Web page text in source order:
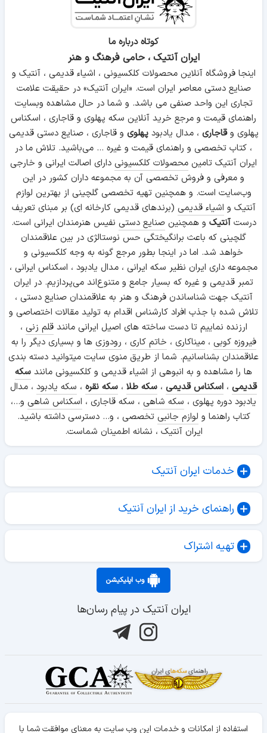
کوتاه درباره ما
ایران آنتیک ، حامی فرهنگ و هنر
اینجا فروشگاه آنلاین محصولات کلکسیونی ، اشیاء قدیمی ، آنتیک و
صنایع دستی معاصر ایران است. «ایران آنتیک» در حقیقت علامت
تجاری این واحد صنفی می باشد. و شما در حال مشاهده وبسایت
راهنمای قیمت و مرجع خرید آنلاین سکه پهلوی و قاجاری ، اسکناس
پهلوی وقاجاری ، مدال یادبودپهلوی و قاجاری ، صنایع دستی قدیمی
، کتاب تخصصی و راهنمای قیمت و غیره ... می‌باشید. تلاش ما در
ایران آنتیک تامین محصولات کلکسیونی دارای اصالت ایرانی و خارجی
و معرفی و فروش تخصصی آن به مجموعه داران کشور در این
وب‌سایت است. و همچنین تهیه تخصصی گلچینی از بهترین لوازم
آنتیک و اشیاء قدیمی (برندهای قدیمی کارخانه ای) بر مبنای تعریف
درستآنتیک و همچنینصنایع دستی نفیس هنرمندان ایرانی است.
گلچینی که باعث برانگیختگی حس نوستالژی در بین علاقمندان
خواهد شد. اما در اینجا بطور مرجع گونه به وجه کلکسیونی و
مجموعه داری ایران نظیر سکه ایرانی ، مدال یادبود ، اسکناس ایرانی ،
تمبر قدیمی و غیره که بسیار جامع و متنوع‌اند می‌پردازیم. در ایران
آنتیک جهت شناساندن فرهنگ و هنر به علاقمندان صنایع دستی ،
تلاش شده با جذب افراد کارشناس اقدام به تولید مقالات اختصاصی و
ارزنده نماییم تا دست ساخته های اصیل ایرانی مانندقلم زنی ،
فیروزه کوبی ،میناکاری ، خاتم کاری ، رودوزی ها و بسیاری دیگر را به
علاقمندان بشناسانیم. شما از طریق منوی سایت میتوانید دسته بندی
ها را مشاهده و به انبوهی از اشیاء قدیمی و کلکسیونی مانند سکه
قدیمی ، اسکناس قدیمی ، سکه طلا ، سکه نقره ، سکه یادبود ، مدال
یادبود دوره پهلوی ، سکه شاهی ، سکه قاجاری ، اسکناس شاهی و...،
کتاب راهنما و لوازم جانبی تخصصی ، و... دسترسی داشته باشید.
ایران آنتیک ، نشانه اطمینان شماست.
خدمات ایران آنتیک
راهنمای خرید از ایران آنتیک
تهیه اشتراک
وب اپلیکیشن
ایران آنتیک در پیام رسان‌ها
استفاده از امکانات و خدمات این وب سایت به معنای موافقت شما با